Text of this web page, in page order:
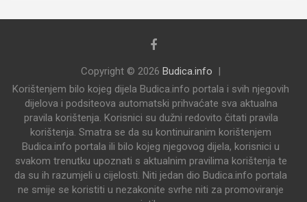
Copyright © 2026 Budica.info
Korištenjem bilo kojeg dijela Budica.info portala i svih njegovih
dijelova i podsiteova automatski prihvaćate sva aktualna
pravila korištenja. Korisnici su dužni redovito čitati pravila
korištenja. Smatra se da su kontinuiranim korištenjem
Budica.info portala ili bilo kojeg njegovog dijela, korisnici u
svakom trenutku upoznati s aktualnim pravilima korištenja te
da su ih razumjeli u cijelosti. Niti jedan dio Budica.info portala
ne smije se koristiti u nezakonite svrhe niti za promoviranje